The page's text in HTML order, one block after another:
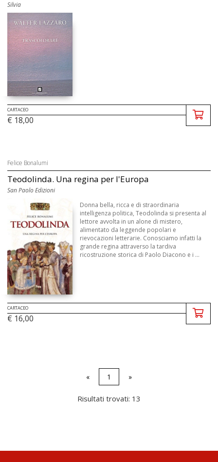
Silvia
CARTACEO
€ 18,00
Felice Bonalumi
Teodolinda. Una regina per l'Europa
San Paolo Edizioni
Donna bella, ricca e di straordinaria
intelligenza politica, Teodolinda si presenta al
lettore avvolta in un alone di mistero,
alimentato da leggende popolari e
rievocazioni letterarie. Conosciamo infatti la
grande regina attraverso la tardiva
ricostruzione storica di Paolo Diacono e i ...
CARTACEO
€ 16,00
« 1 »
Risultati trovati: 13